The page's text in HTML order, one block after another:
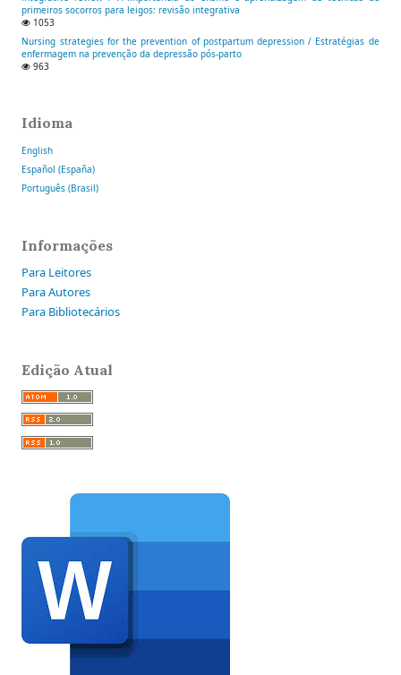
primeiros socorros para leigos: revisão integrativa
1053
Nursing strategies for the prevention of postpartum depression / Estratégias de
enfermagem na prevenção da depressão pós-parto
963
Idioma
English
Español (España)
Português (Brasil)
Informações
Para Leitores
Para Autores
Para Bibliotecários
Edição Atual